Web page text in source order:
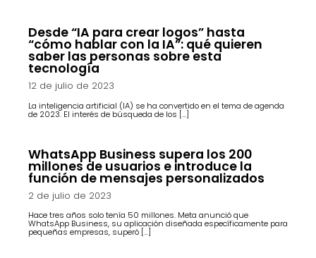
Desde “IA para crear logos” hasta
“cómo hablar con la IA”: qué quieren
saber las personas sobre esta
tecnología
12 de julio de 2023
La inteligencia artificial (IA) se ha convertido en el tema de agenda
de 2023. El interés de búsqueda de los […]
WhatsApp Business supera los 200
millones de usuarios e introduce la
función de mensajes personalizados
2 de julio de 2023
Hace tres años solo tenía 50 millones. Meta anunció que
WhatsApp Business, su aplicación diseñada específicamente para
pequeñas empresas, superó […]